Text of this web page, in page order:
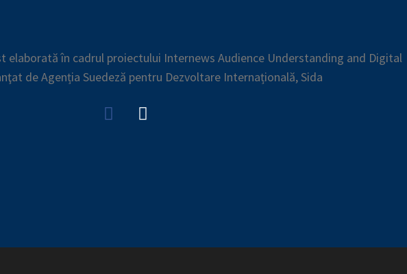
elaborată în cadrul proiectului Internews Audience Understanding and Digital
de Agenția Suedeză pentru Dezvoltare Internațională, Sida